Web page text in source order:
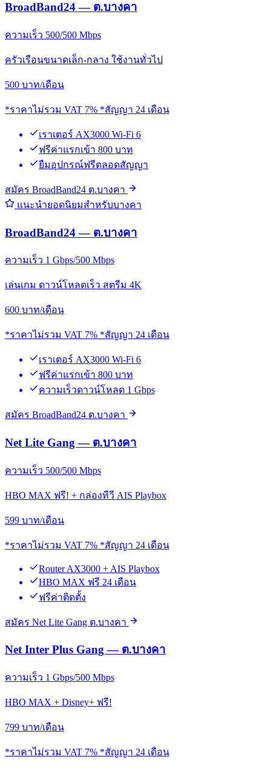
BroadBand24 — ต.บางคา
ความเร็ว 500/500 Mbps
ครัวเรือนขนาดเล็ก-กลาง ใช้งานทั่วไป
500 บาท/เดือน
*ราคาไม่รวม VAT 7% *สัญญา 24 เดือน
เราเตอร์ AX3000 Wi-Fi 6
ฟรีค่าแรกเข้า 800 บาท
ยืมอุปกรณ์ฟรีตลอดสัญญา
สมัคร BroadBand24 ต.บางคา
แนะนำยอดนิยมสำหรับบางคา
BroadBand24 — ต.บางคา
ความเร็ว 1 Gbps/500 Mbps
เล่นเกม ดาวน์โหลดเร็ว สตรีม 4K
600 บาท/เดือน
*ราคาไม่รวม VAT 7% *สัญญา 24 เดือน
เราเตอร์ AX3000 Wi-Fi 6
ฟรีค่าแรกเข้า 800 บาท
ความเร็วดาวน์โหลด 1 Gbps
สมัคร BroadBand24 ต.บางคา
Net Lite Gang — ต.บางคา
ความเร็ว 500/500 Mbps
HBO MAX ฟรี! + กล่องทีวี AIS Playbox
599 บาท/เดือน
*ราคาไม่รวม VAT 7% *สัญญา 24 เดือน
Router AX3000 + AIS Playbox
HBO MAX ฟรี 24 เดือน
ฟรีค่าติดตั้ง
สมัคร Net Lite Gang ต.บางคา
Net Inter Plus Gang — ต.บางคา
ความเร็ว 1 Gbps/500 Mbps
HBO MAX + Disney+ ฟรี!
799 บาท/เดือน
*ราคาไม่รวม VAT 7% *สัญญา 24 เดือน